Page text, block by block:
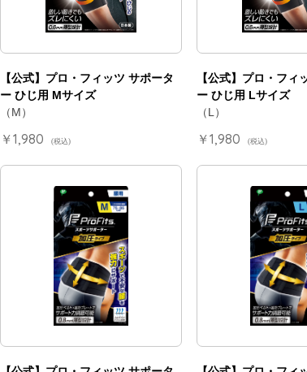
【公式】プロ・フィッツ サポータ
ー ひじ用 Mサイズ
（M）
￥1,980 (税込)
【公式】プロ・フィ
ー ひじ用 Lサイズ
（L）
￥1,980 (税込)